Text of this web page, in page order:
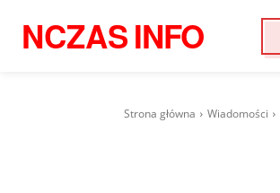
NCZASINFO
Strona główna Wiadomości